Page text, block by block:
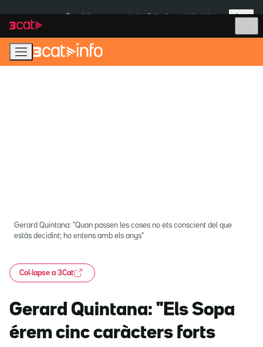
navegació
principal
contingut
Més
Gerard Quintana: "Quan passen les coses no ets conscient del que
estàs decidint; ho entens amb els anys"
Col·lapse a 3Cat
Gerard Quintana: "Els Sopa
érem cinc caràcters forts